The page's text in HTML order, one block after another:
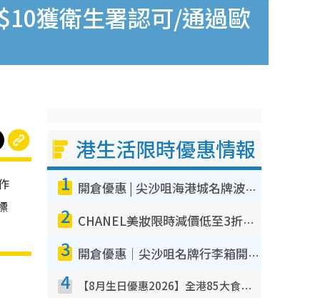
獲衛生署認可/通過歐
港生活限時優惠情報
1 開倉優惠 | 尖沙咀海港城名牌波鞋開倉低至1折！On鞋$899起／Joy&Peace鞋履$98起
2 CHANEL美妝限時減價低至3折！人氣粉底/唇膏/精華液低至$275！COCO香水都有平
3 開倉優惠｜尖沙咀名牌行李箱開倉低至4折！一連5日 American Tourister/ace./Hallmark $200起！
4 【8月生日優惠2026】全港85大食買玩著數攻略 自助餐/火鍋放題同行免費＋誠品/DONKI送現金券